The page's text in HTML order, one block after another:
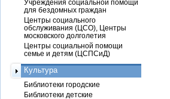
Учреждения социальной помощи
для бездомных граждан
Центры социального
обслуживания (ЦСО), Центры
московского долголетия
Центры социальной помощи
семье и детям (ЦСПСиД)
Культура
Библиотеки городские
Библиотеки детские